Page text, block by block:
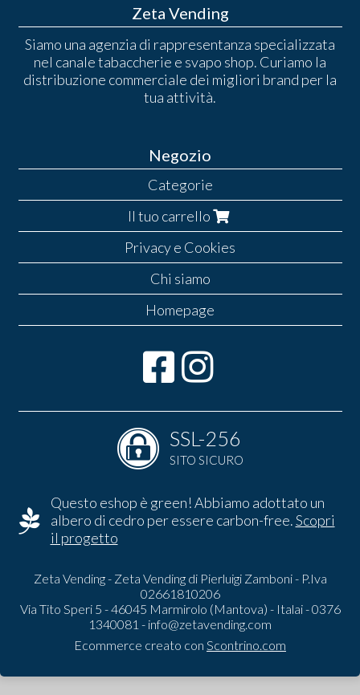
Zeta Vending
Siamo una agenzia di rappresentanza specializzata
nel canale tabaccherie e svapo shop. Curiamo la
distribuzione commerciale dei migliori brand per la
tua attività.
Negozio
Categorie
Il tuo carrello
Privacy e Cookies
Chi siamo
Homepage
SSL-256
SITO SICURO
Questo eshop è green! Abbiamo adottato un
albero di cedro per essere carbon-free.Scopri
il progetto
Zeta Vending - Zeta Vending di Pierluigi Zamboni - P.Iva
02661810206
Via Tito Speri 5 - 46045 Marmirolo (Mantova) - Italai - 0376
1340081 - info@zetavending.com
Ecommerce creato con Scontrino.com